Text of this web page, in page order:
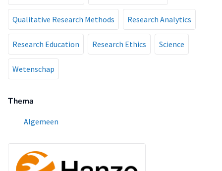
Qualitative Research Methods Research Analytics
Research Education Research Ethics Science
Wetenschap
Thema
Algemeen